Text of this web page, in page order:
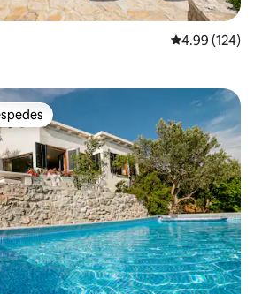
Calificación
4.99 (124)